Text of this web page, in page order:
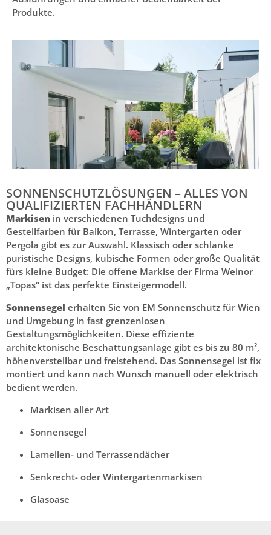
Produkte.
SONNENSCHUTZLÖSUNGEN – ALLES VON
QUALIFIZIERTEN FACHHÄNDLERN
Markisen in verschiedenen Tuchdesigns und
Gestellfarben für Balkon, Terrasse, Wintergarten oder
Pergola gibt es zur Auswahl. Klassisch oder schlanke
puristische Designs, kubische Formen oder große Qualität
fürs kleine Budget: Die offene Markise der Firma Weinor
„Topas“ ist das perfekte Einsteigermodell.
Sonnensegel erhalten Sie von EM Sonnenschutz für Wien
und Umgebung in fast grenzenlosen
Gestaltungsmöglichkeiten. Diese effiziente
architektonische Beschattungsanlage gibt es bis zu 80 m²,
höhenverstellbar und freistehend. Das Sonnensegel ist fix
montiert und kann nach Wunsch manuell oder elektrisch
bedient werden.
Markisen aller Art
Sonnensegel
Lamellen- und Terrassendächer
Senkrecht- oder Wintergartenmarkisen
Glasoase